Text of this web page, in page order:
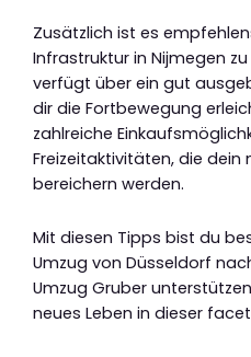
Zusätzlich ist es
Infrastruktur in Nijmegen
verfügt über ein gut
dir die Fortbewegung
zahlreiche
Freizeitaktivitäten, die dein
bereichern werden.
Mit diesen Tipps bist du
Umzug von Düsseldorf
Umzug Gruber
neues Leben in dieser